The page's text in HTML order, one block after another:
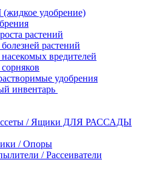
удобрение)
растений
растений
вредителей
удобрения
инвентарь
/ Ящики ДЛЯ РАССАДЫ
/ Опоры
/ Рассеиватели